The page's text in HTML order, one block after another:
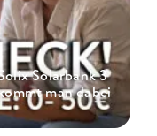
Solarbank 3
man dabei